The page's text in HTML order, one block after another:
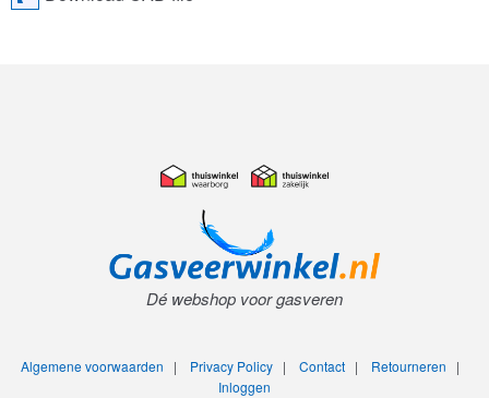
Dé webshop voor gasveren
Algemene voorwaarden | Privacy Policy| Contact| Retourneren |
Inloggen